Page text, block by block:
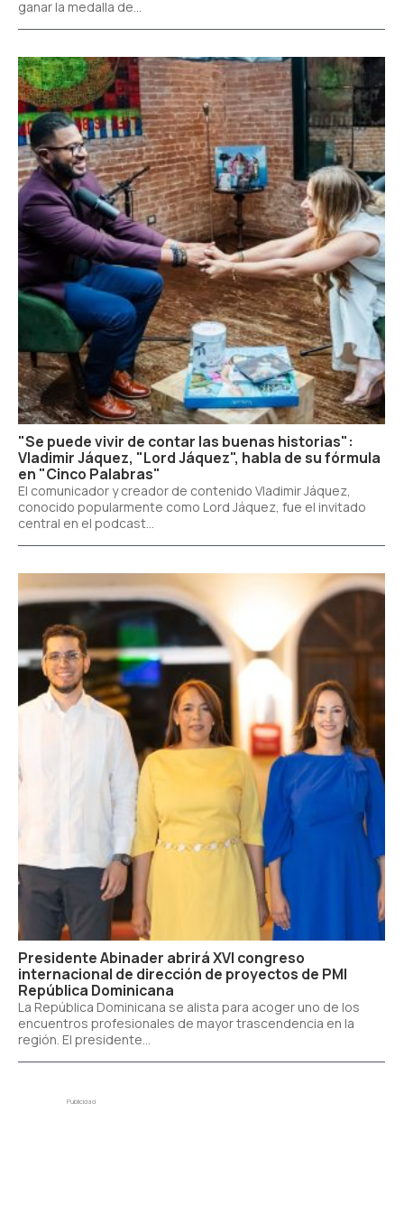
ganar la medalla de...
"Se puede vivir de contar las buenas historias":
Vladimir Jáquez, "Lord Jáquez", habla de su fórmula
en "Cinco Palabras"
El comunicador y creador de contenido Vladimir Jáquez,
conocido popularmente como Lord Jáquez, fue el invitado
central en el podcast...
Presidente Abinader abrirá XVI congreso
internacional de dirección de proyectos de PMI
República Dominicana
La República Dominicana se alista para acoger uno de los
encuentros profesionales de mayor trascendencia en la
región. El presidente...
Publicidad